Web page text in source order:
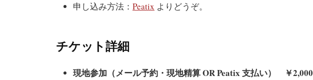
申し込み方法： Peatix よりどうぞ。
チケット詳細
現地参加（メール予約・現地精算 OR Peatix 支払い） ￥2,000